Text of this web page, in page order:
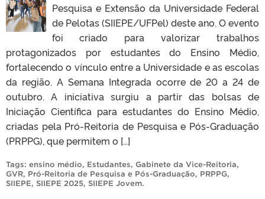
Pesquisa e Extensão da Universidade Federal
de Pelotas (SIIEPE/UFPel) deste ano. O evento
foi criado para valorizar trabalhos
protagonizados por estudantes do Ensino Médio,
fortalecendo o vínculo entre a Universidade e as escolas
da região. A Semana Integrada ocorre de 20 a 24 de
outubro. A iniciativa surgiu a partir das bolsas de
Iniciação Científica para estudantes do Ensino Médio,
criadas pela Pró-Reitoria de Pesquisa e Pós-Graduação
(PRPPG), que permitem o […]
Tags: ensino médio, Estudantes, Gabinete da Vice-Reitoria,
GVR, Pró-Reitoria de Pesquisa e Pós-Graduação, PRPPG,
SIIEPE, SIIEPE 2025, SIIEPE Jovem.